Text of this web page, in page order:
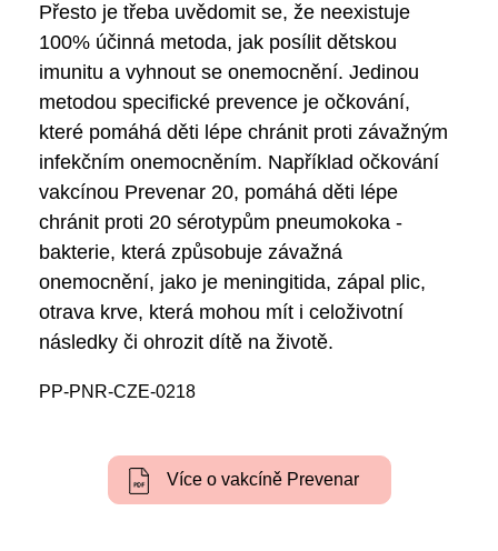
Přesto je třeba uvědomit se, že neexistuje
100% účinná metoda, jak posílit dětskou
imunitu a vyhnout se onemocnění. Jedinou
metodou specifické prevence je očkování,
které pomáhá děti lépe chránit proti závažným
infekčním onemocněním. Například očkování
vakcínou Prevenar 20, pomáhá děti lépe
chránit proti 20 sérotypům pneumokoka -
bakterie, která způsobuje závažná
onemocnění, jako je meningitida, zápal plic,
otrava krve, která mohou mít i celoživotní
následky či ohrozit dítě na životě.
PP-PNR-CZE-0218
Více o vakcíně Prevenar